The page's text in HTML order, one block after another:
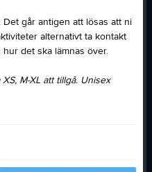
går antigen att lösas att ni
alternativt ta kontakt
det ska lämnas över.
M-XL att tillgå. Unisex